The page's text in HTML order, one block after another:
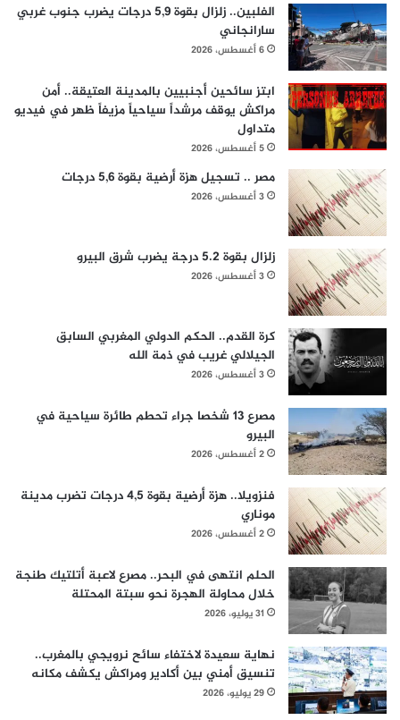
الفلبين.. زلزال بقوة 5,9 درجات يضرب جنوب غربي
سارانجاني
6 أغسطس، 2026
ابتز سائحين أجنبيين بالمدينة العتيقة.. أمن
مراكش يوقف مرشداً سياحياً مزيفاً ظهر في فيديو
متداول
5 أغسطس، 2026
مصر .. تسجيل هزة أرضية بقوة 5,6 درجات
3 أغسطس، 2026
زلزال بقوة 5.2 درجة يضرب شرق البيرو
3 أغسطس، 2026
كرة القدم.. الحكم الدولي المغربي السابق
الجيلالي غريب في ذمة الله
3 أغسطس، 2026
مصرع 13 شخصا جراء تحطم طائرة سياحية في
البيرو
2 أغسطس، 2026
فنزويلا.. هزة أرضية بقوة 4,5 درجات تضرب مدينة
موناري
2 أغسطس، 2026
الحلم انتهى في البحر.. مصرع لاعبة أتلتيك طنجة
خلال محاولة الهجرة نحو سبتة المحتلة
31 يوليو، 2026
نهاية سعيدة لاختفاء سائح نرويجي بالمغرب..
تنسيق أمني بين أكادير ومراكش يكشف مكانه
29 يوليو، 2026